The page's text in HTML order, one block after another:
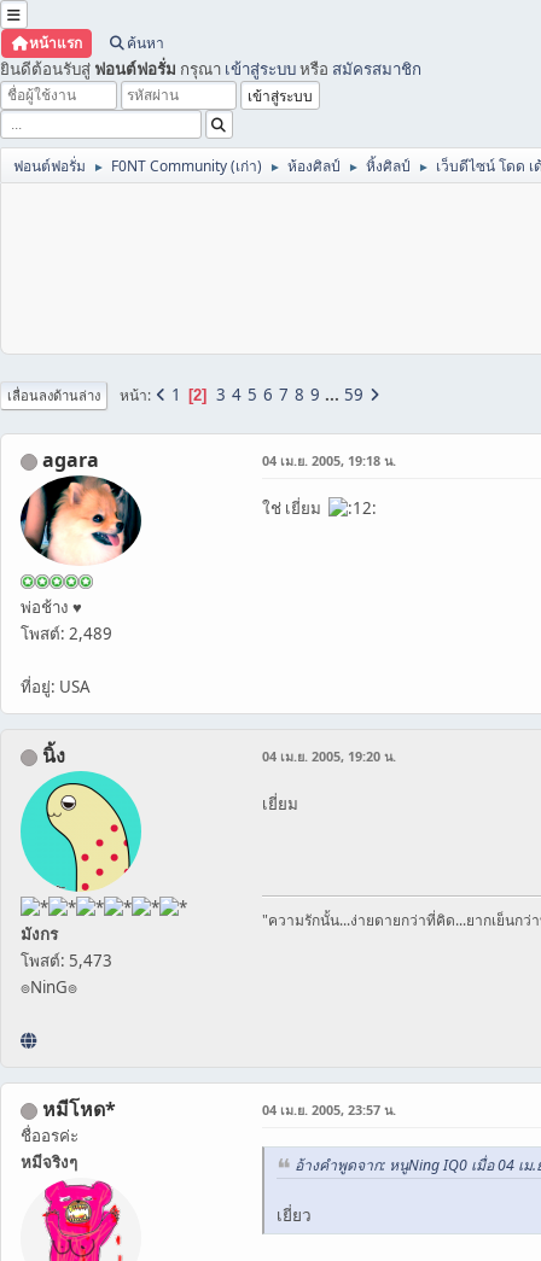
หน้าแรก ค้นหา
ยินดีต้อนรับสู่ ฟอนต์ฟอรั่ม กรุณา เข้าสู่ระบบหรือ สมัครสมาชิก
ฟอนต์ฟอรั่ม ► F0NT Community (เก่า) ► ห้องศิลป์ ► หิ้งศิลป์ ► เว็บดีไซน์ โดด เ
เลื่อนลงด้านล่าง หน้า 1 2 3 4 5 6 7 8 9 ... 59
agara
พ่อช้าง ♥
โพสต์: 2,489
ที่อยู่: USA
04 เม.ย. 2005, 19:18 น.
ใช่ เยี่ยม
นิ้ง
มังกร
โพสต์: 5,473
๏NinG๏
04 เม.ย. 2005, 19:20 น.
เยี่ยม
"ความรักนั้น...ง่ายดายกว่าที่คิด...ยากเย็นกว่
หมีโหด*
ชื่ออรค่ะ
หมีจริงๆ
04 เม.ย. 2005, 23:57 น.
อ้างคำพูดจาก: หนูNing IQ0 เมื่อ 04 เม.
เยี่ยว